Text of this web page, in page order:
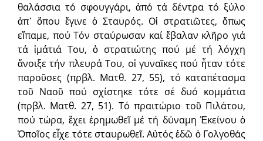
θαλάσσια τό σφουγγάρι, ἀπό τά δέντρα τό ξύλο
ἀπ᾽ ὅπου ἔγινε ὁ Σταυρός. Οἱ στρατιῶτες, ὅπως
εἴπαμε, πού Τόν σταύρωσαν καί ἔβαλαν κλῆρο γιά
τά ἱμάτιά Του, ὁ στρατιώτης πού μέ τή λόγχη
ἄνοιξε τήν πλευρά Του, οἱ γυναῖκες πού ἦταν τότε
παροῦσες (πρβλ. Ματθ. 27, 55), τό καταπέτασμα
τοῦ Ναοῦ πού σχίστηκε τότε σέ δυό κομμάτια
(πρβλ. Ματθ. 27, 51). Τό πραιτώριο τοῦ Πιλάτου,
πού τώρα, ἔχει ἐρημωθεῖ μέ τή δύναμη Ἐκείνου ὁ
Ὁποῖος εἶχε τότε σταυρωθεῖ. Αὐτός ἐδῶ ὁ Γολγοθάς